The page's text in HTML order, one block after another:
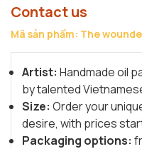
Contact us
Mã sản phẩm: The
Artist: Handmade oil
by talented
Size: Order your
desire, with prices
Packaging options: